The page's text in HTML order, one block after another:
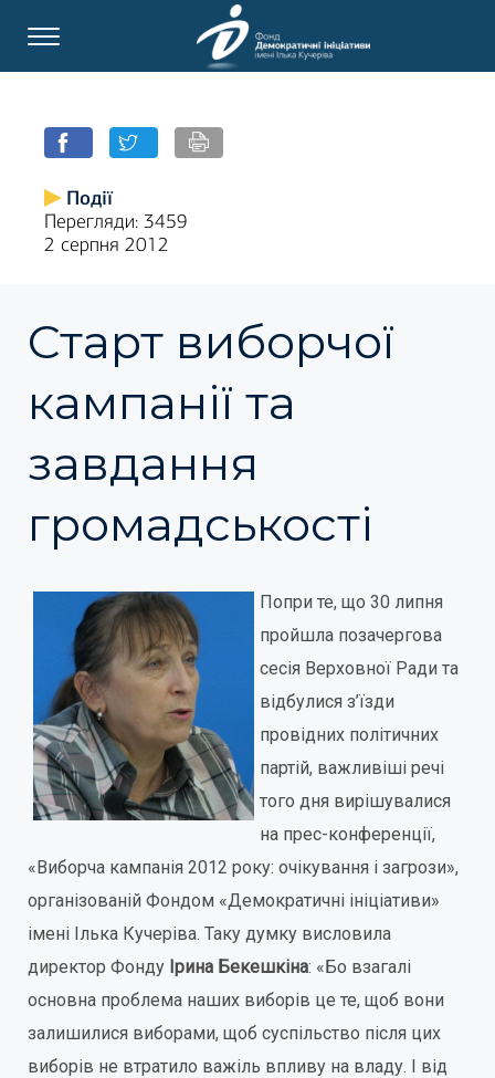
Події
Перегляди: 3459
2 серпня 2012
Старт виборчої
кампанії та
завдання
громадськості
Попри те, що 30 липня
пройшла позачергова
сесія Верховної Ради та
відбулися з’їзди
провідних політичних
партій, важливіші речі
того дня вирішувалися
на прес-конференції,
«Виборча кампанія 2012 року: очікування і загрози»,
організованій Фондом «Демократичні ініціативи»
імені Ілька Кучеріва. Таку думку висловила
директор Фонду Ірина Бекешкіна: «Бо взагалі
основна проблема наших виборів це те, щоб вони
залишилися виборами, щоб суспільство після цих
виборів не втратило важіль впливу на владу. І від